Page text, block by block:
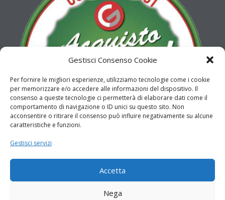
Gestisci Consenso Cookie
Per fornire le migliori esperienze, utilizziamo tecnologie come i cookie
per memorizzare e/o accedere alle informazioni del dispositivo. Il
consenso a queste tecnologie ci permetterà di elaborare dati come il
comportamento di navigazione o ID unici su questo sito. Non
acconsentire o ritirare il consenso può influire negativamente su alcune
caratteristiche e funzioni.
Gestisci servizi
Accetta
Nega
© 2020 - 2026 Copyright © 2018. Aemmecar srl. All rights